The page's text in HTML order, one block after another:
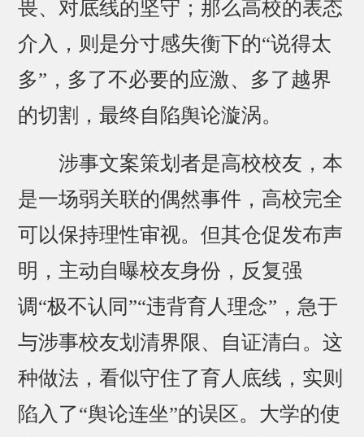
畏、对底线的坚守；那么高校的表态
介入，则是分寸感失衡下的“说得太
多”，多了不必要的应激、多了越界
的切割，最终自陷舆论漩涡。
涉事文案策划者是高校校友，本
是一场弱关联的偶然事件，高校完全
可以保持理性审视。但其仓促发布声
明，主动自曝校友身份，反复强
调“极不认同”“违背育人理念”，急于
与涉事校友划清界限、自证清白。这
种做法，看似守住了育人底线，实则
陷入了“舆论连坐”的误区。大学的使